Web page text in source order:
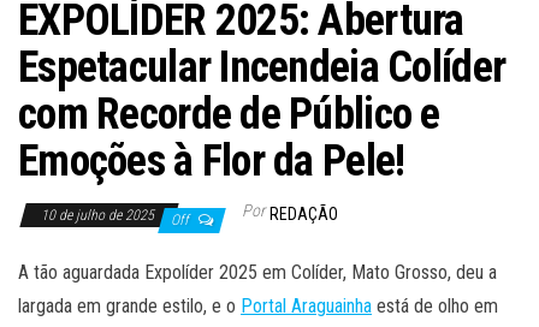
EXPOLÍDER 2025: Abertura
Espetacular Incendeia Colíder
com Recorde de Público e
Emoções à Flor da Pele!
10 de julho de 2025 Off Por REDAÇÃO
A tão aguardada Expolíder 2025 em Colíder, Mato Grosso, deu a
largada em grande estilo, e o Portal Araguainha está de olho em